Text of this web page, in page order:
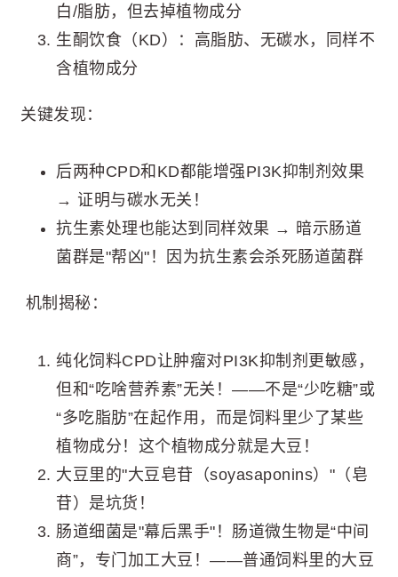
白/脂肪，但去掉植物成分
生酮饮食（KD）：高脂肪、无碳水，同样不
含植物成分
关键发现：
后两种CPD和KD都能增强PI3K抑制剂效果
→ 证明与碳水无关！
抗生素处理也能达到同样效果 → 暗示肠道
菌群是"帮凶"！因为抗生素会杀死肠道菌群
机制揭秘：
纯化饲料CPD让肿瘤对PI3K抑制剂更敏感，
但和“吃啥营养素”无关！——不是“少吃糖”或
“多吃脂肪”在起作用，而是饲料里少了某些
植物成分！这个植物成分就是大豆！
大豆里的"大豆皂苷（soyasaponins）"（皂
苷）是坑货！
肠道细菌是"幕后黑手"！肠道微生物是“中间
商”，专门加工大豆！——普通饲料里的大豆